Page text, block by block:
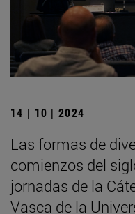
14 | 10 | 2024
Las formas de
comienzos del
jornadas de la
Vasca de la